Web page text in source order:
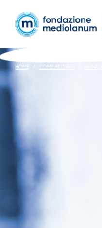
HOME COME AIUTARCI